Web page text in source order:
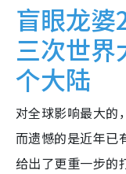
盲眼龙婆
三次世界
个大陆
对全球影响最大的
而遗憾的是近年已
给出了更重一步的